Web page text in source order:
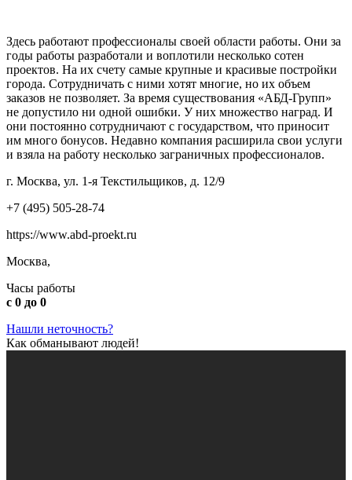
Здесь работают профессионалы своей области работы. Они за
годы работы разработали и воплотили несколько сотен
проектов. На их счету самые крупные и красивые постройки
города. Сотрудничать с ними хотят многие, но их объем
заказов не позволяет. За время существования «АБД-Групп»
не допустило ни одной ошибки. У них множество наград. И
они постоянно сотрудничают с государством, что приносит
им много бонусов. Недавно компания расширила свои услуги
и взяла на работу несколько заграничных профессионалов.
г. Москва, ул. 1-я Текстильщиков, д. 12/9
+7 (495) 505-28-74
https://www.abd-proekt.ru
Москва,
Часы работы
с 0 до 0
Нашли неточность?
Как обманывают людей!